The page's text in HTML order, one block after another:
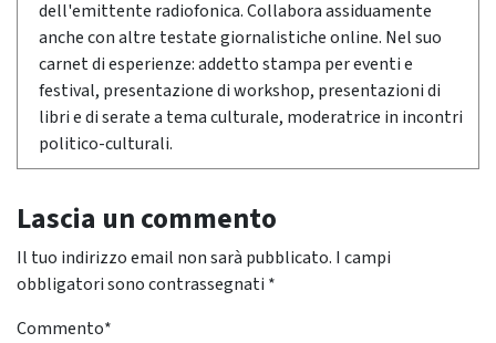
dell'emittente radiofonica. Collabora assiduamente
anche con altre testate giornalistiche online. Nel suo
carnet di esperienze: addetto stampa per eventi e
festival, presentazione di workshop, presentazioni di
libri e di serate a tema culturale, moderatrice in incontri
politico-culturali.
Lascia un commento
Il tuo indirizzo email non sarà pubblicato. I campi
obbligatori sono contrassegnati *
Commento*